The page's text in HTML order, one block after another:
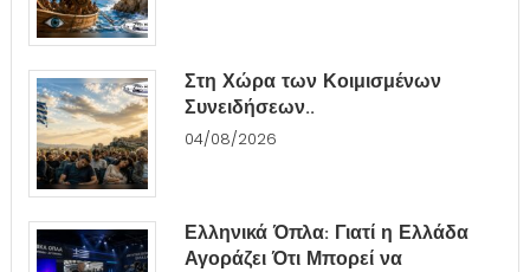
Στη Χώρα των Κοιμισμένων
Συνειδήσεων..
04/08/2026
Ελληνικά Όπλα: Γιατί η Ελλάδα
Αγοράζει Ότι Μπορεί να